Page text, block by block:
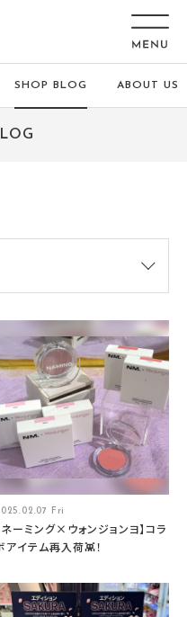
SHOP BLOG ABOUT US
Fri
ネーミング×ウォンジョンヨ】コラ
アイテム再入荷👾！